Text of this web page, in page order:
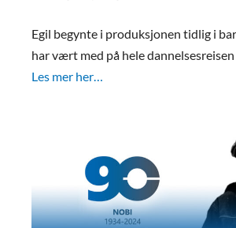
Egil begynte i produksjonen tidlig i
har vært med på hele
Les mer her…